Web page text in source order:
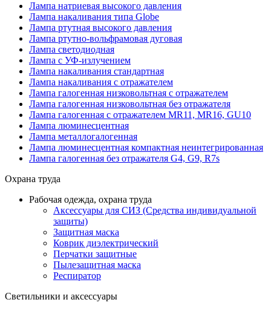
Лампа натриевая высокого давления
Лампа накаливания типа Globe
Лампа ртутная высокого давления
Лампа ртутно-вольфрамовая дуговая
Лампа светодиодная
Лампа с УФ-излучением
Лампа накаливания стандартная
Лампа накаливания с отражателем
Лампа галогенная низковольтная с отражателем
Лампа галогенная низковольтная без отражателя
Лампа галогенная с отражателем MR11, MR16, GU10
Лампа люминесцентная
Лампа металлогалогенная
Лампа люминесцентная компактная неинтегрированная
Лампа галогенная без отражателя G4, G9, R7s
Охрана труда
Рабочая одежда, охрана труда
Аксессуары для СИЗ (Средства индивидуальной
защиты)
Защитная маска
Коврик диэлектрический
Перчатки защитные
Пылезащитная маска
Респиратор
Светильники и аксессуары